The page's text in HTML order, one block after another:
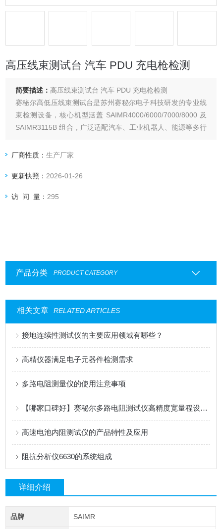
高压线束测试台 汽车 PDU 充电枪检测
简要描述： 高压线束测试台 汽车 PDU 充电枪检测
赛秘尔高低压线束测试台是苏州赛秘尔电子科技研发的专业线
束检测设备，核心机型涵盖 SAIMR4000/6000/7000/8000 及
SAIMR3115B 组合，广泛适配汽车、工业机器人、能源等多行
厂商性质：生产厂家
更新快照： 2026-01-26
访 问 量： 295
产品分类 PRODUCT CATEGORY
相关文章 RELATED ARTICLES
接地连续性测试仪的主要应用领域有哪些？
高精仪器满足电子元器件检测需求
多路电阻测量仪的使用注意事项
【哪家口碑好】赛秘尔多路电阻测试仪高精度宽量程设计在自动化产线中的应用
高速电池内阻测试仪的产品特性及应用
阻抗分析仪6630的系统组成
详细介绍
品牌 SAIMR